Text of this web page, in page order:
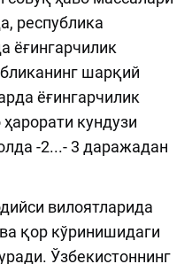
республика
ёғингарчилик
шарқий
ёғингарчилик
кундузи
-2...- 3 даражадан
вилоятларида
қор кўринишидаги
Ўзбекистоннинг